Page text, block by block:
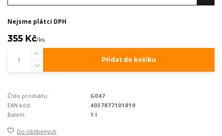
Nejsme plátci DPH
355 Kč/ks
Přidat do košíku
Číslo produktu:
G047
EAN kód:
4037877101819
Balení:
1 l
Do oblíbených